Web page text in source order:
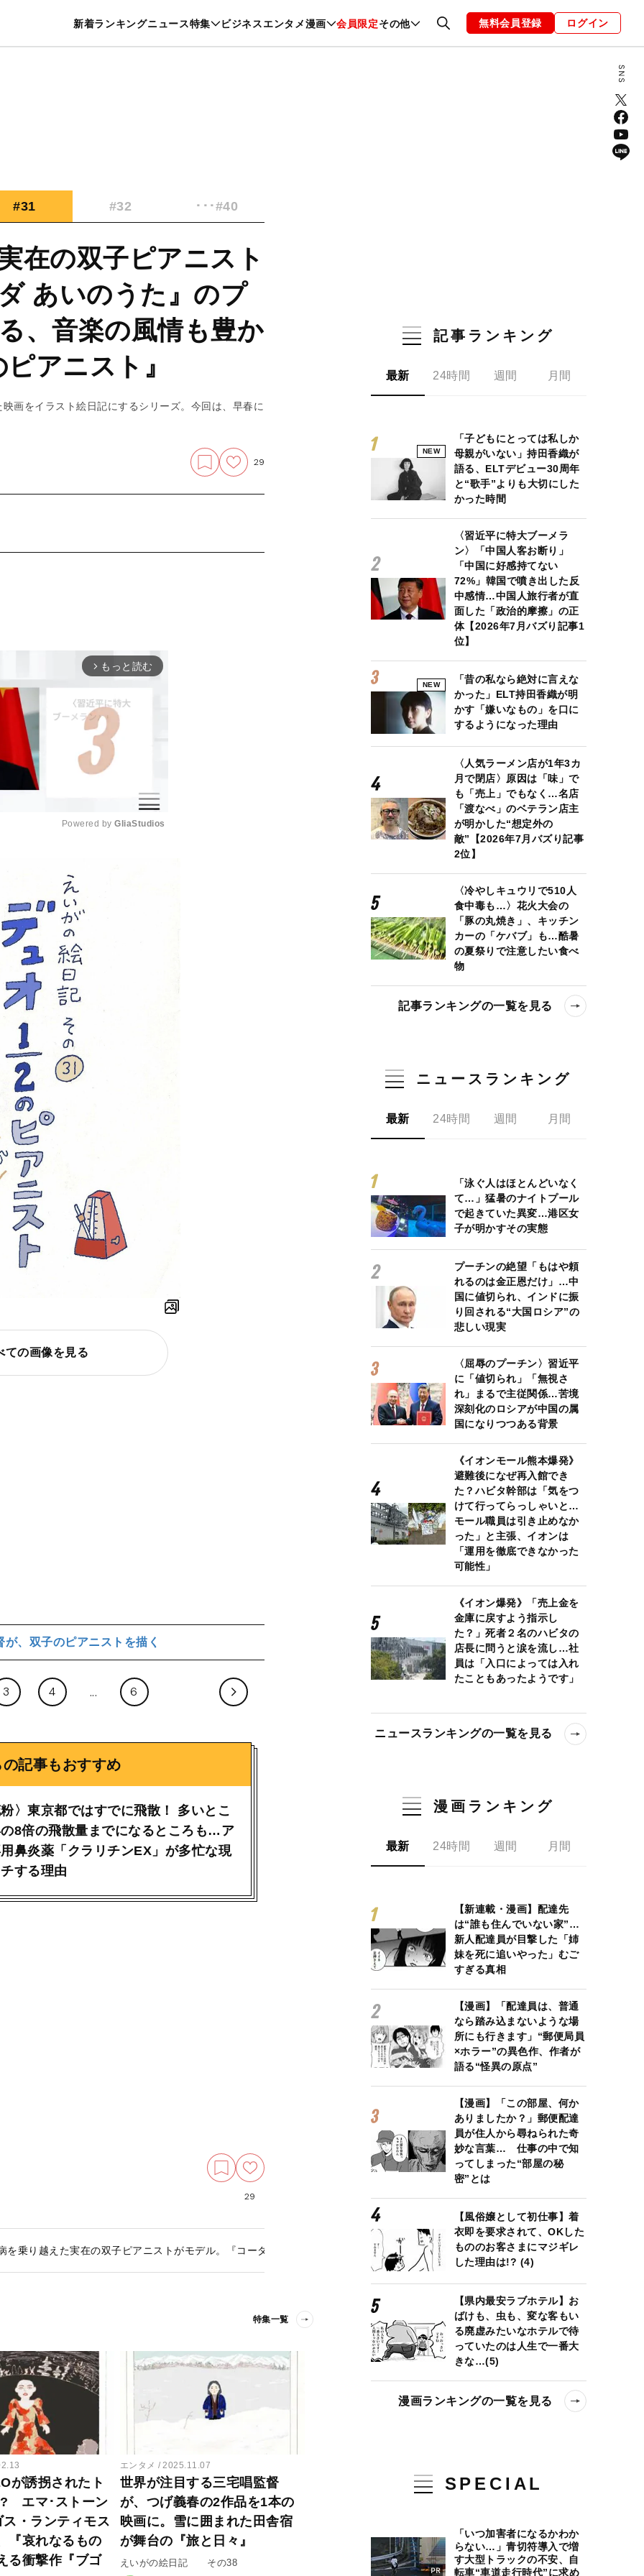
新着ランキングニュース特集 ビジネスエンタメ漫画 会員限定その他
暮らし スポーツ ヘルスケア 美容 グルメ ファッション 恋愛・結婚 編集部 お知らせ
無料会員登録 ログイン
#31 #32 ･･･#40
在の双子ピアニスト
あいのうた』のプ
、音楽の風情も豊か
アニスト』
画をイラスト絵日記にするシリーズ。今回は、早春に
29
arrow_forward_ios もっと読む
Powered by GliaStudios
ての画像を見る
が、双子のピアニストを描く
3 4 6
記事もおすすめ
〉東京都ではすでに飛散！ 多いとこ
8倍の飛散量までになるところも…ア
鼻炎薬「クラリチンEX」が多忙な現
する理由
29
を乗り越えた実在の双子ピアニストがモデル。『コーダ あいのうた』のプロデューサーによる、音楽の風情も豊かな『デュオ 1/2のピ
特集一覧
が誘拐されたト
エマ･ストーン
・ランティモス
『哀れなるもの
る衝撃作『ブゴ
エンタメ 2025.11.07
世界が注目する三宅唱監督
が、つげ義春の2作品を1本の
映画に。雪に囲まれた田舎宿
が舞台の『旅と日々』
えいがの絵日記 その38
記事ランキング
最新 24時間 週間 月間
NEW
「子どもにとっては私しか
母親がいない」持田香織が
語る、ELTデビュー30周年
と“歌手”よりも大切にした
かった時間
〈習近平に特大ブーメラ
ン〉「中国人客お断り」
「中国に好感持てない
72%」韓国で噴き出した反
中感情…中国人旅行者が直
面した「政治的摩擦」の正
体【2026年7月バズり記事1
位】
NEW
「昔の私なら絶対に言えな
かった」ELT持田香織が明
かす「嫌いなもの」を口に
するようになった理由
〈人気ラーメン店が1年3カ
月で閉店〉原因は「味」で
も「売上」でもなく…名店
「渡なべ」のベテラン店主
が明かした“想定外の
敵”【2026年7月バズり記事
2位】
〈冷やしキュウリで510人
食中毒も…〉花火大会の
「豚の丸焼き」、キッチン
カーの「ケバブ」も…酷暑
の夏祭りで注意したい食べ
物
記事ランキングの一覧を見る
ニュースランキング
最新 24時間 週間 月間
「泳ぐ人はほとんどいなく
て…」猛暑のナイトプール
で起きていた異変…港区女
子が明かすその実態
プーチンの絶望「もはや頼
れるのは金正恩だけ」…中
国に値切られ、インドに振
り回される“大国ロシア”の
悲しい現実
〈屈辱のプーチン〉習近平
に「値切られ」「無視さ
れ」まるで主従関係…苦境
深刻化のロシアが中国の属
国になりつつある背景
《イオンモール熊本爆発》
避難後になぜ再入館でき
た？ハビタ幹部は「気をつ
けて行ってらっしゃいと…
モール職員は引き止めなか
った」と主張、イオンは
「運用を徹底できなかった
可能性」
《イオン爆発》「売上金を
金庫に戻すよう指示し
た？」死者２名のハビタの
店長に問うと涙を流し…社
員は「入口によっては入れ
たこともあったようです」
ニュースランキングの一覧を見る
漫画ランキング
最新 24時間 週間 月間
【新連載・漫画】配達先
は“誰も住んでいない家”…
新人配達員が目撃した「姉
妹を死に追いやった」むご
すぎる真相
【漫画】「配達員は、普通
なら踏み込まないような場
所にも行きます」“郵便局員
×ホラー”の異色作、作者が
語る“怪異の原点”
【漫画】「この部屋、何か
ありましたか？」郵便配達
員が住人から尋ねられた奇
妙な言葉… 仕事の中で知
ってしまった“部屋の秘
密”とは
【風俗嬢として初仕事】着
衣即を要求されて、OKした
もののお客さまにマジギレ
した理由は!? (4)
【県内最安ラブホテル】お
ばけも、虫も、変な客もい
る廃虚みたいなホテルで待
っていたのは人生で一番大
きな…(5)
漫画ランキングの一覧を見る
SPECIAL
「いつ加害者になるかわか
らない…」青切符導入で増
す大型トラックの不安、自
転車“車道走行時代”に求め